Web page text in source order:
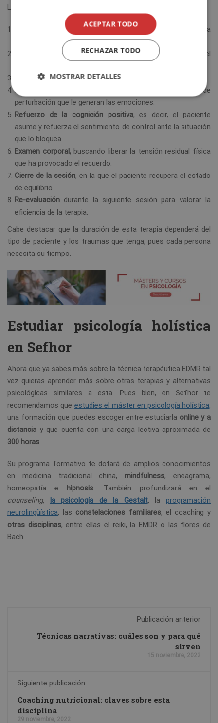
La técnica EMDR se basa en
a partir del historial clínico y los recuerdos a
procesar por parte del paciente.
Preparación del paciente, explicándole en que consiste el
Evaluación del recuerdoque se quiere procesar.
Desensibilización del recuerdo
y valoración del nivel de
perturbación que le generan las emociones.
Refuerzo de la cognición positiva, es decir, el paciente
asume y refuerza el sentimiento de control ante la situación
que lo bloquea.
Examen corporal,buscando liberar la tensión residual física
que ha provocado el recuerdo.
Cierre de la sesión, en la que el paciente recupera el estado
de equilibrio
Re-evaluación durante la siguiente sesión para valorar la
eficiencia de la terapia.
Cabe destacar que la duración de esta terapia dependerá del
tipo de paciente y los traumas que tenga, pues cada persona
necesita su tiempo.
Estudiar psicología holística
en Sefhor
Ahora que ya sabes más sobre la técnica terapéutica EDMR tal
vez quieras aprender más sobre otras terapias y alternativas
psicológicas similares a esta. Pues bien, en Sefhor te
recomendamos que estudies el máster en psicología holística,
una formación que puedes escoger entre estudiarla online y a
distancia y que cuenta con una carga lectiva aproximada de
300 horas.
Su programa formativo te dotará de amplios conocimientos
en medicina tradicional china, mindfulness, eneagrama,
homeopatía e hipnosis. También profundizará en el
counseling,
la psicología de la Gestalt, laprogramación
neurolingüística, las constelaciones familiares, el coaching y
otras disciplinas, entre ellas el reiki, la EMDR o las flores de
Bach.
Publicación anterior
Técnicas narrativas: cuáles son y para qué
sirven
15 noviembre, 2022
Siguiente publicación
Coaching nutricional: claves sobre esta
disciplina
29 noviembre, 2022
ACEPTAR TODO
RECHAZAR TODO
MOSTRAR DETALLES